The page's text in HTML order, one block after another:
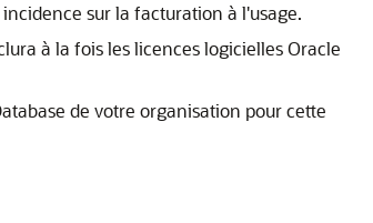
sur la facturation à l'usage.
à la fois les licences logicielles Oracle
de votre organisation pour cette